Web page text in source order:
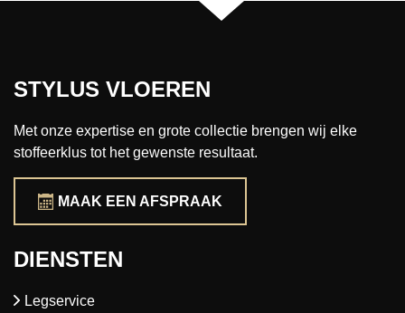
STYLUS VLOEREN
Met onze expertise en grote collectie brengen wij elke
stoffeerklus tot het gewenste resultaat.
MAAK EEN AFSPRAAK
DIENSTEN
Legservice